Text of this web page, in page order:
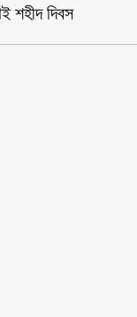
শহীদ দিবস